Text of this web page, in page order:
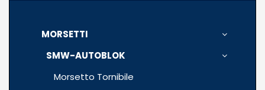
MORSETTI
SMW-AUTOBLOK
Morsetto Tornibile